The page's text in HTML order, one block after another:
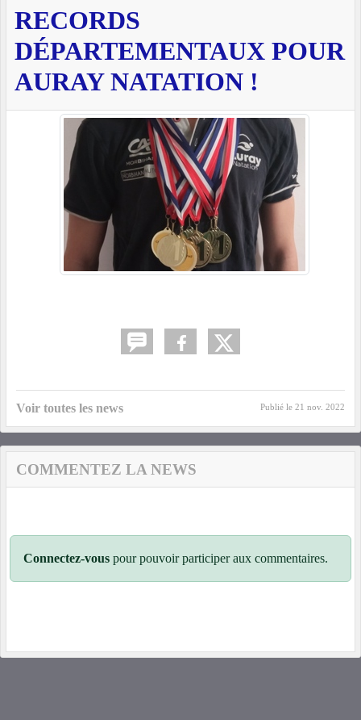
RECORDS
DÉPARTEMENTAUX POUR
AURAY NATATION !
Voir toutes les news Publié le 21 nov. 2022
COMMENTEZ LA NEWS
Connectez-vous pour pouvoir participer aux commentaires.